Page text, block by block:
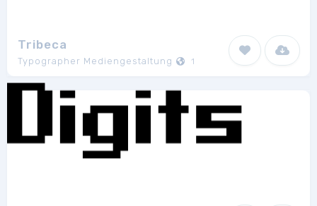
Tribeca
Typographer Mediengestaltung 1